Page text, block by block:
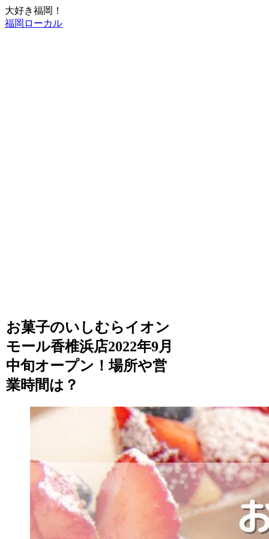
大好き福岡！
福岡ローカル
お菓子のいしむらイオン
モール香椎浜店2022年9月
中旬オープン！場所や営
業時間は？